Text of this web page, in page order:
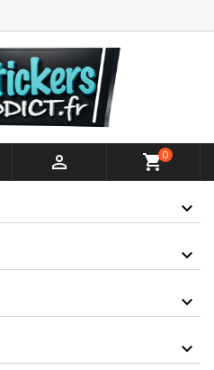
 shopping_cart0